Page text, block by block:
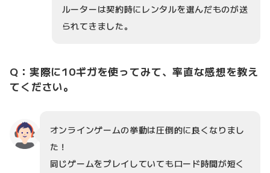
ルーターは契約時にレンタルを選んだものが送
られてきました。
Q：実際に10ギガを使ってみて、率直な感想を教え
てください。
オンラインゲームの挙動は圧倒的に良くなりまし
た！
同じゲームをプレイしていてもロード時間が短く